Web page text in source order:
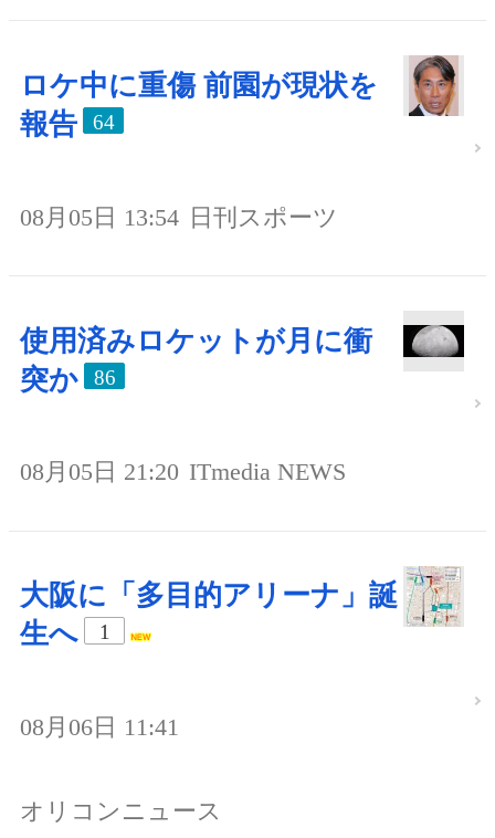
ロケ中に重傷 前園が現状を
報告
64
08月05日 13:54 日刊スポーツ
使用済みロケットが月に衝
突か
86
08月05日 21:20 ITmedia NEWS
大阪に「多目的アリーナ」誕
生へ
1
08月06日 11:41
オリコンニュース